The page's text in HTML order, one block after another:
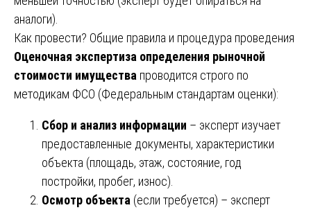
аналоги).
Как провести? Общие правила и процедура проведения
Оценочная экспертиза определения рыночной
стоимости имущества проводится строго по
методикам ФСО (Федеральным стандартам оценки):
Сбор и анализ информации – эксперт изучает
предоставленные документы, характеристики
объекта (площадь, этаж, состояние, год
постройки, пробег, износ).
Осмотр объекта (если требуется) – эксперт